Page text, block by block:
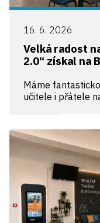
16. 6. 2026
Velká radost
2.0“ získal na
Máme
učitele i přátele